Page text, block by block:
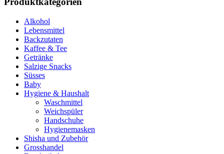
Alkohol
Lebensmittel
Backzutaten
Kaffee & Tee
Getränke
Salzige Snacks
Süsses
Baby
Hygiene & Haushalt
Waschmittel
Weichspüler
Handschuhe
Hygienemasken
Shisha und Zubehör
Grosshandel